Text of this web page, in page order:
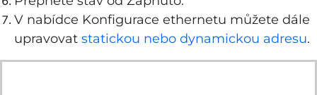
V nabídce Konfigurace ethernetu můžete dále
upravovat statickou nebo dynamickou adresu.